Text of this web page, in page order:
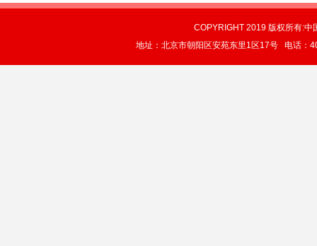
COPYRIGHT 2019 版权所有:
地址：北京市朝阳区安苑东里1区17号 电话